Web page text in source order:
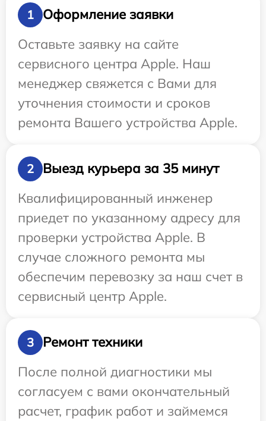
1
Оформление заявки
Оставьте заявку на сайте
сервисного центра Apple. Наш
менеджер свяжется с Вами для
уточнения стоимости и сроков
ремонта Вашего устройства Apple.
2
Выезд курьера за 35 минут
Квалифицированный инженер
приедет по указанному адресу для
проверки устройства Apple. В
случае сложного ремонта мы
обеспечим перевозку за наш счет в
сервисный центр Apple.
3
Ремонт техники
После полной диагностики мы
согласуем с вами окончательный
расчет, график работ и займемся